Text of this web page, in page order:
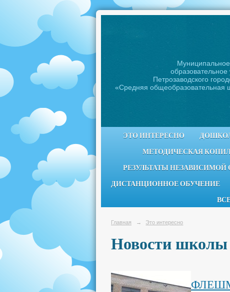
Петрозаводского
«Средняя общеобразовательная
ЭТО ИНТЕРЕСНО
МЕТОДИЧЕСКАЯ
РЕЗУЛЬТАТЫ
ДИСТАНЦИОННОЕ ОБУЧЕНИЕ
Главная → Это интересно
Новости школы